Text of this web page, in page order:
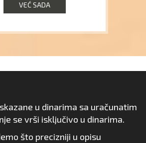
VEĆ SADA
u dinarima sa uračunatim
se vrši isključivo u dinarima.
što precizniji u opisu